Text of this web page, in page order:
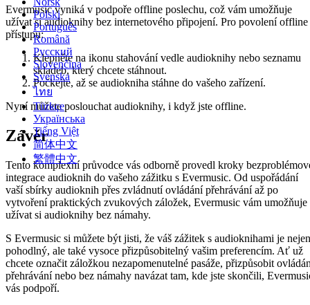
Polski
Português
Română
Русский
Slovenčina
Svenska
ไทย
Türkçe
Українська
Tiếng Việt
简体中文
繁體中文
Evermusic vyniká v podpoře offline poslechu, což vám umožňuje
užívat si audioknihy bez internetového připojení. Pro povolení offline
přístupu:
Klepněte na ikonu stahování vedle audioknihy nebo seznamu
skladeb, který chcete stáhnout.
Počkejte, až se audiokniha stáhne do vašeho zařízení.
Nyní můžete poslouchat audioknihy, i když jste offline.
Závěr
Tento komplexní průvodce vás odborně provedl kroky
integrace audioknih do vašeho zážitku s Evermusic. Od uspořádání
vaší sbírky audioknih přes zvládnutí ovládání přehrávání až po
vytvoření praktických zvukových záložek, Evermusic vám umožňuje
užívat si audioknihy bez námahy.
S Evermusic si můžete být jisti, že váš zážitek s audioknihami je nejen
pohodlný, ale také vysoce přizpůsobitelný vašim preferencím. Ať už
chcete označit záložkou nezapomenutelné pasáže, přizpůsobit
přehrávání nebo bez námahy navázat tam, kde jste skončili,
vás podpoří.